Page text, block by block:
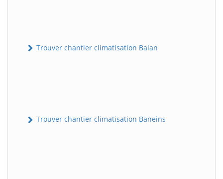
Trouver chantier climatisation Balan
Trouver chantier climatisation Baneins